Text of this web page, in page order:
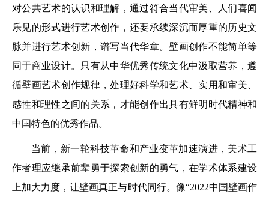
对公共艺术的认识和理解，通过符合当代审美、人们喜闻
乐见的形式进行艺术创作，还要承续深沉而厚重的历史文
脉并进行艺术创新，谱写当代华章。壁画创作不能简单等
同于商业设计。只有从中华优秀传统文化中汲取营养，遵
循壁画艺术创作规律，处理好科学和艺术、实用和审美、
感性和理性之间的关系，才能创作出具有鲜明时代精神和
中国特色的优秀作品。
当前，新一轮科技革命和产业变革加速演进，美术工
作者理应继承前辈勇于探索创新的勇气，在学术体系建设
上加大力度，让壁画真正与时代同行。像“2022中国壁画作